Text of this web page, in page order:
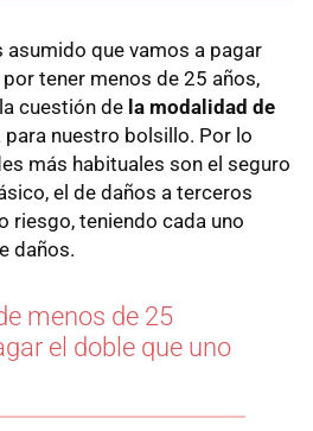
asumido que vamos a pagar
tener menos de 25 años,
cuestión de la modalidad de
para nuestro bolsillo. Por lo
más habituales son el seguro
el de daños a terceros
riesgo, teniendo cada uno
daños.
menos de 25
el doble que uno